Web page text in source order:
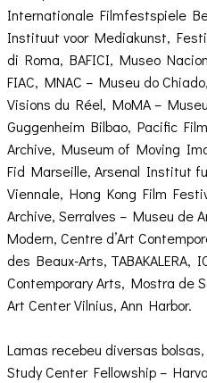
Internationale Filmfestspiele
Instituut voor Mediakunst,
di Roma, BAFICI, Museo
FIAC, MNAC – Museu do
Visions du Réel, MoMA –
Guggenheim Bilbao, Pacific
Archive, Museum of Moving
Fid Marseille, Arsenal Institut
Viennale, Hong Kong Film
Archive, Serralves – Museu de
Modern, Centre d’Art
des Beaux-Arts, TABAKALERA,
Contemporary Arts, Mostra de
Art Center Vilnius, Ann Harbor.
Lamas recebeu diversas
Study Center Fellowship –